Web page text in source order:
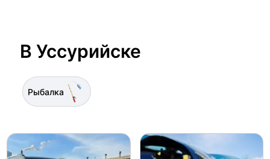
В Уссурийске
Рыбалка